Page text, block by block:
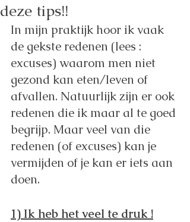
deze tips!!
In mijn praktijk hoor ik vaak
de gekste redenen (lees :
excuses) waarom men niet
gezond kan eten/leven of
afvallen. Natuurlijk zijn er ook
redenen die ik maar al te goed
begrijp. Maar veel van die
redenen (of excuses) kan je
vermijden of je kan er iets aan
doen.
1) Ik heb het veel te druk !